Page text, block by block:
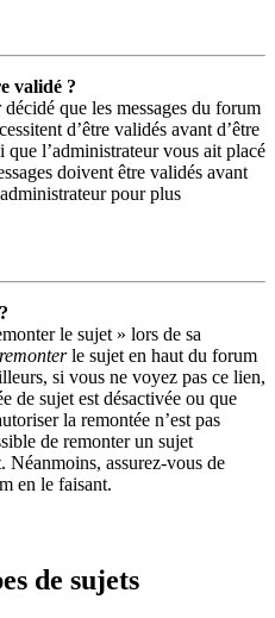
validé ?
que les messages du forum
d’être validés avant d’être
que l’administrateur vous ait placé
doivent être validés avant
pour plus
le sujet » lors de sa
remonterle sujet en haut du forum
si vous ne voyez pas ce lien,
de sujet est désactivée ou que
la remontée n’est pas
de remonter un sujet
Néanmoins, assurez-vous de
en le faisant.
de sujets